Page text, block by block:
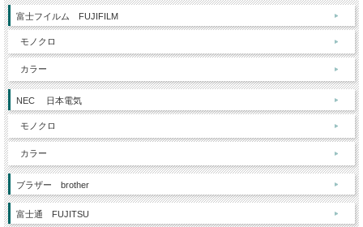
富士フイルム FUJIFILM
モノクロ
カラー
NEC 日本電気
モノクロ
カラー
ブラザー brother
富士通 FUJITSU